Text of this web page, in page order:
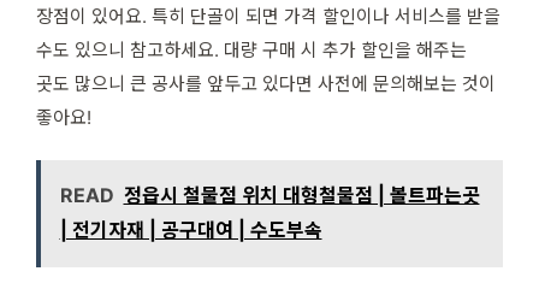
장점이 있어요. 특히 단골이 되면 가격 할인이나 서비스를 받을
수도 있으니 참고하세요. 대량 구매 시 추가 할인을 해주는
곳도 많으니 큰 공사를 앞두고 있다면 사전에 문의해보는 것이
좋아요!
READ 정읍시 철물점 위치 대형철물점 | 볼트파는곳
| 전기자재 | 공구대여 | 수도부속